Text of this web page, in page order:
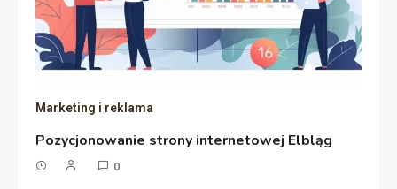
Marketing i reklama
Pozycjonowanie strony internetowej Elbląg
0